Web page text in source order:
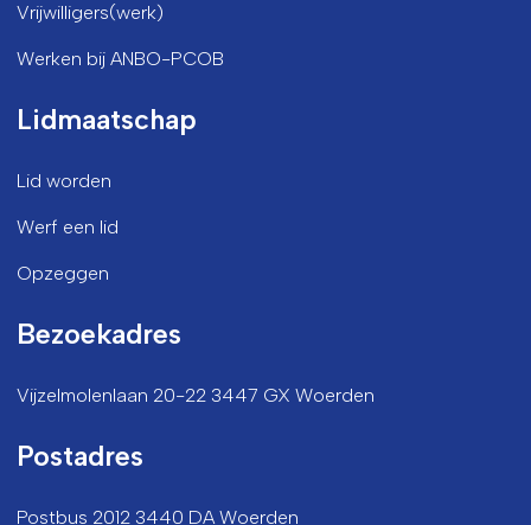
Vrijwilligers(werk)
Werken bij ANBO-PCOB
Lidmaatschap
Lid worden
Werf een lid
Opzeggen
Bezoekadres
Vijzelmolenlaan 20-22 3447 GX Woerden
Postadres
Postbus 2012 3440 DA Woerden